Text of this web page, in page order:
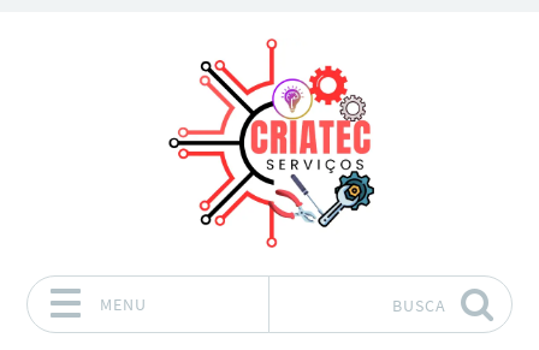
MENU BUSCA